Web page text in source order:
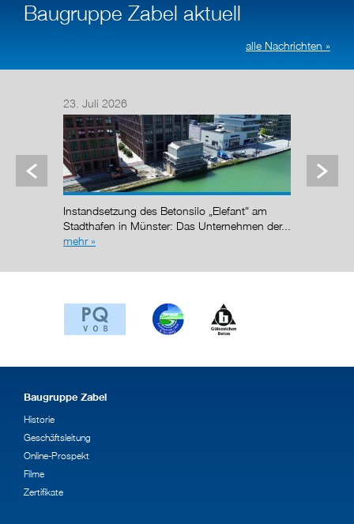
Baugruppe Zabel aktuell
alle Nachrichten »
23. Juli 2026
Instandsetzung des Betonsilo „Elefant“ am
Stadthafen in Münster: Das Unternehmen der...
mehr »
Baugruppe Zabel
Historie
Geschäftsleitung
Online-Prospekt
Filme
Zertifikate